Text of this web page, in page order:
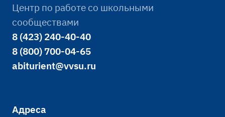
Центр по работе со школьными
сообществами
8 (423) 240-40-40
8 (800) 700-04-65
abiturient@vvsu.ru
Адреса